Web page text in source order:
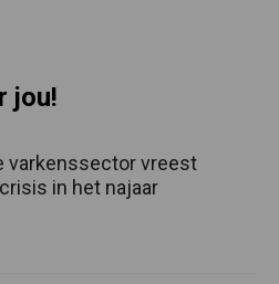
jou!
varkenssector vreest
in het najaar